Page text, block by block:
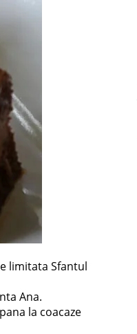
limitata Sfantul
Ana.
la coacaze